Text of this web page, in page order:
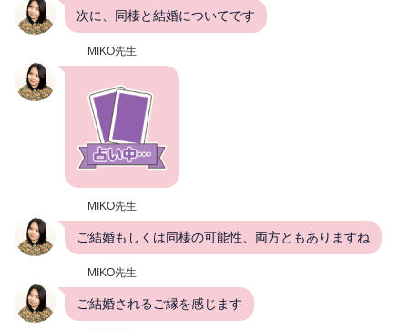
次に、同棲と結婚についてです
MIKO先生
MIKO先生
ご結婚もしくは同棲の可能性、両方ともありますね
MIKO先生
ご結婚されるご縁を感じます